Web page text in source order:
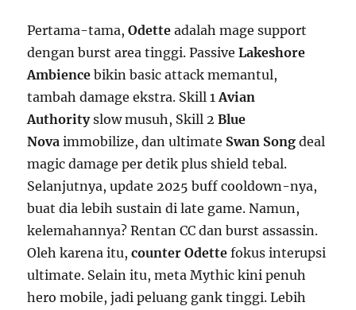
Pertama-tama,Odette adalah mage support
dengan burst area tinggi. PassiveLakeshore
Ambience bikin basic attack memantul,
tambah damage ekstra. Skill 1Avian
Authorityslow musuh, Skill 2Blue
Nova immobilize, dan ultimate Swan Song deal
magic damage per detik plus shield tebal.
Selanjutnya, update 2025 buff cooldown-nya,
buat dia lebih sustain di late game. Namun,
kelemahannya? Rentan CC dan burst assassin.
Oleh karena itu,counter Odette fokus interupsi
ultimate. Selain itu, meta Mythic kini penuh
hero mobile, jadi peluang gank tinggi. Lebih